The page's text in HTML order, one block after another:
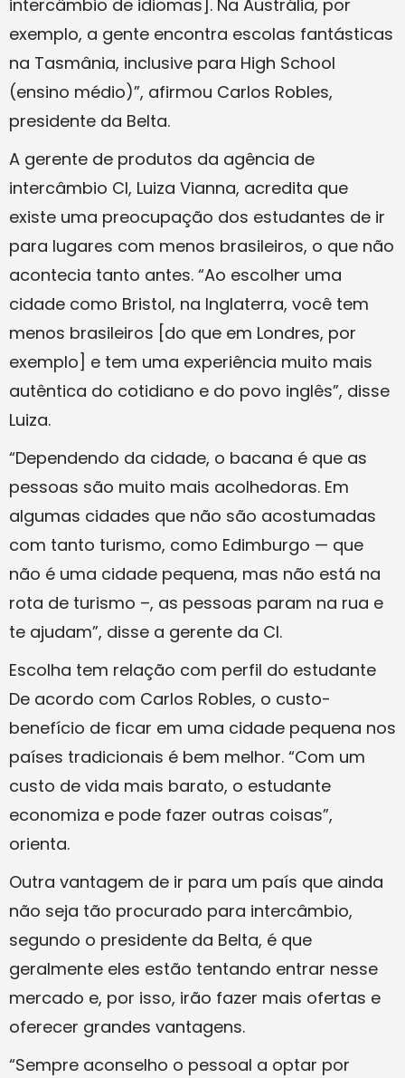
intercâmbio de idiomas]. Na Austrália, por
exemplo, a gente encontra escolas fantásticas
na Tasmânia, inclusive para High School
(ensino médio)”, afirmou Carlos Robles,
presidente da Belta.
A gerente de produtos da agência de
intercâmbio CI, Luiza Vianna, acredita que
existe uma preocupação dos estudantes de ir
para lugares com menos brasileiros, o que não
acontecia tanto antes. “Ao escolher uma
cidade como Bristol, na Inglaterra, você tem
menos brasileiros [do que em Londres, por
exemplo] e tem uma experiência muito mais
autêntica do cotidiano e do povo inglês”, disse
Luiza.
“Dependendo da cidade, o bacana é que as
pessoas são muito mais acolhedoras. Em
algumas cidades que não são acostumadas
com tanto turismo, como Edimburgo — que
não é uma cidade pequena, mas não está na
rota de turismo –, as pessoas param na rua e
te ajudam”, disse a gerente da CI.
Escolha tem relação com perfil do estudante
De acordo com Carlos Robles, o custo-
benefício de ficar em uma cidade pequena nos
países tradicionais é bem melhor. “Com um
custo de vida mais barato, o estudante
economiza e pode fazer outras coisas”,
orienta.
Outra vantagem de ir para um país que ainda
não seja tão procurado para intercâmbio,
segundo o presidente da Belta, é que
geralmente eles estão tentando entrar nesse
mercado e, por isso, irão fazer mais ofertas e
oferecer grandes vantagens.
“Sempre aconselho o pessoal a optar por